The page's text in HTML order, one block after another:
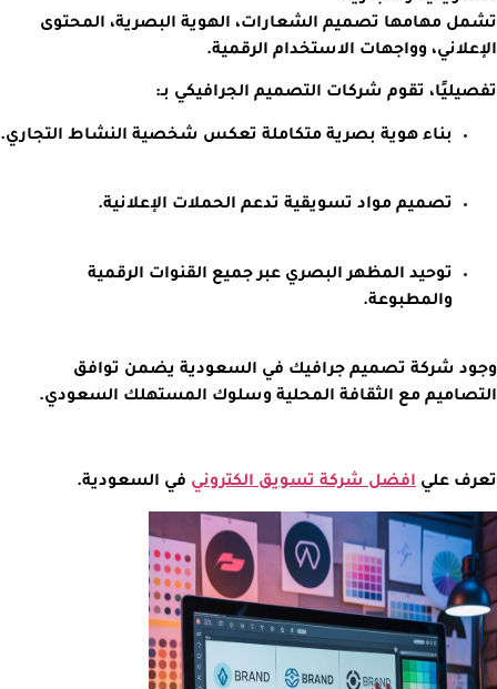
تشمل مهامها تصميم الشعارات، الهوية البصرية، المحتوى
الإعلاني، وواجهات الاستخدام الرقمية.
تفصيليًا، تقوم شركات التصميم الجرافيكي بـ:
بناء هوية بصرية متكاملة تعكس شخصية النشاط التجاري.
تصميم مواد تسويقية تدعم الحملات الإعلانية.
توحيد المظهر البصري عبر جميع القنوات الرقمية
والمطبوعة.
وجود شركة تصميم جرافيك في السعودية يضمن توافق
التصاميم مع الثقافة المحلية وسلوك المستهلك السعودي.
تعرف علي افضل شركة تسويق الكتروني في السعودية.